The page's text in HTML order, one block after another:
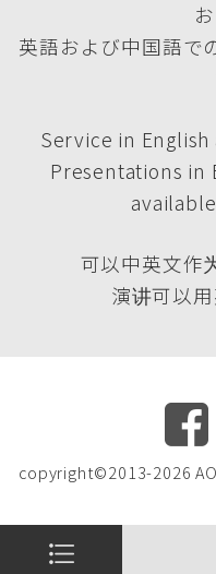
英語および中国語で
Service in
Presentations in
可以中英文作
演讲可以用
copyright©2013-2026